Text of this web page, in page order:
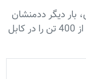
سال 2016 میلادی، بار دیگر ددمنشان
قبیله ای دست به انتحار زدند و بیش از 400 تن را در کابل